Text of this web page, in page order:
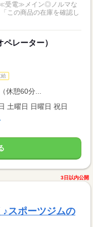
受電≫メイン◎ノルマな
レーター）
給
休憩60分...
土曜日 日曜日 祝日
3日以内公開
スポーツジムの